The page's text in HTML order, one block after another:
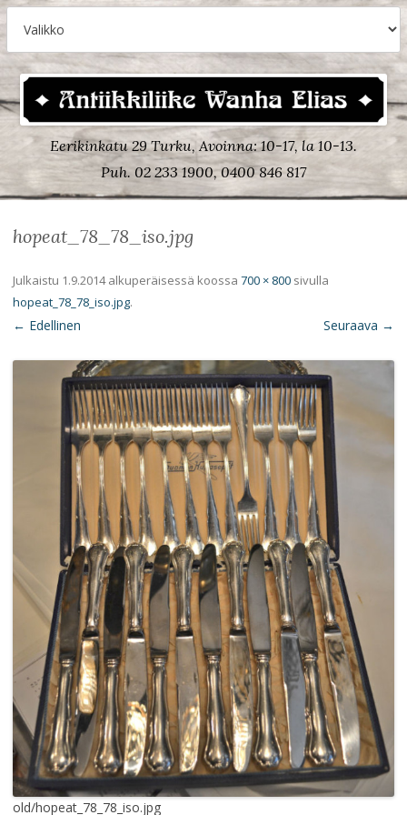
Eerikinkatu 29 Turku, Avoinna: 10-17, la 10-13.
Puh. 02 233 1900, 0400 846 817
hopeat_78_78_iso.jpg
Julkaistu 1.9.2014alkuperäisessä koossa 700 × 800 sivulla
hopeat_78_78_iso.jpg.
← Edellinen Seuraava →
old/hopeat_78_78_iso.jpg